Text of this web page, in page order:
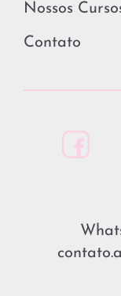
Nossos
Contato